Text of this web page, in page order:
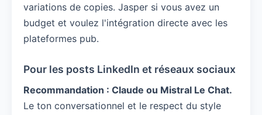
variations de copies. Jasper si vous avez un
budget et voulez l'intégration directe avec les
plateformes pub.
Pour les posts LinkedIn et réseaux sociaux
Recommandation : Claude ou Mistral Le Chat.
Le ton conversationnel et le respect du style